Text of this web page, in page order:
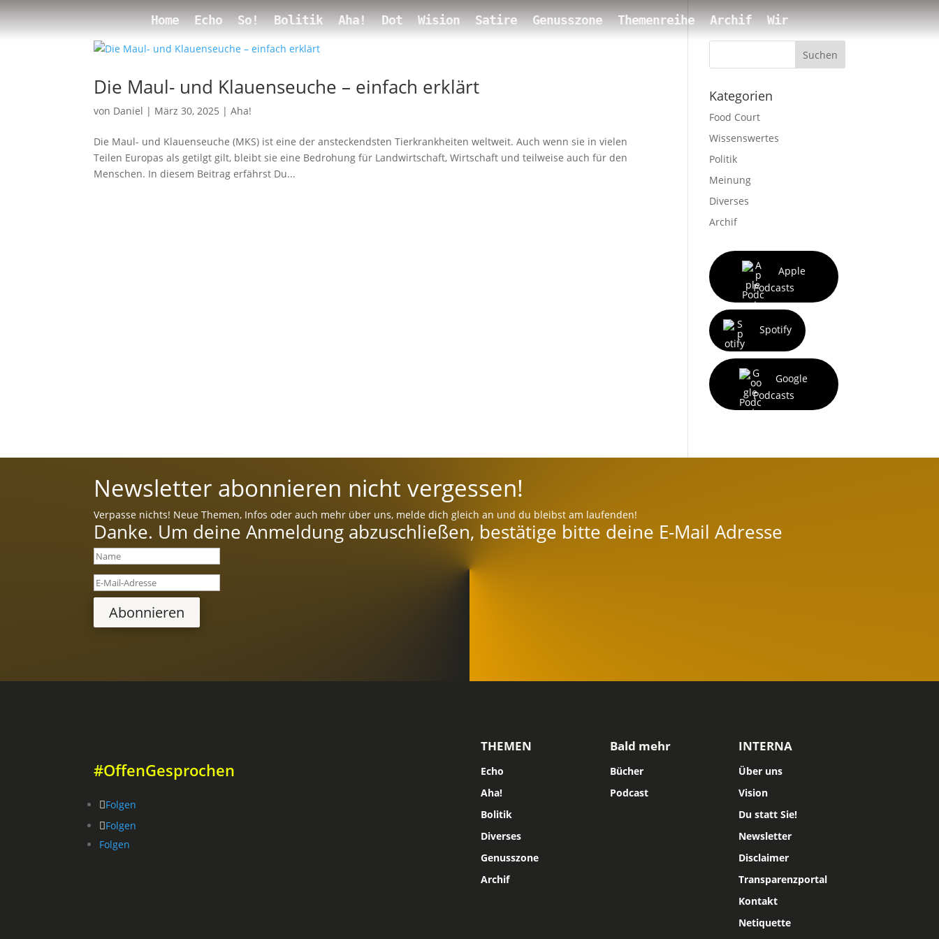
Home Echo So! Bolitik Aha! Dot Wision Satire Genusszone Themenreihe Archif Wir
Die Maul- und Klauenseuche – einfach erklärt
von Daniel | März 30, 2025 |Aha!
Die Maul- und Klauenseuche (MKS) ist eine der ansteckendsten Tierkrankheiten weltweit. Auch wenn sie in vielen
Teilen Europas als getilgt gilt, bleibt sie eine Bedrohung für Landwirtschaft, Wirtschaft und teilweise auch für den
Menschen. In diesem Beitrag erfährst Du...
Suchen
Kategorien
Food Court
Wissenswertes
Politik
Meinung
Diverses
Archif
Apple
Podcasts
Spotify
Google
Podcasts
Newsletter abonnieren nicht vergessen!
Verpasse nichts! Neue Themen, Infos oder auch mehr über uns, melde dich gleich an und du bleibst am laufenden!
Danke. Um deine Anmeldung abzuschließen, bestätige bitte deine E-Mail Adresse
Abonnieren
#OffenGesprochen
Folgen
Folgen
Folgen
THEMEN
Echo
Aha!
Bolitik
Diverses
Genusszone
Archif
Bald mehr
Bücher
Podcast
INTERNA
Über uns
Vision
Du statt Sie!
Newsletter
Disclaimer
Transparenzportal
Kontakt
Netiquette